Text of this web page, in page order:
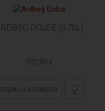
DOLCE (0,70L)
102,80 €
DODAJ U KOŠARICU